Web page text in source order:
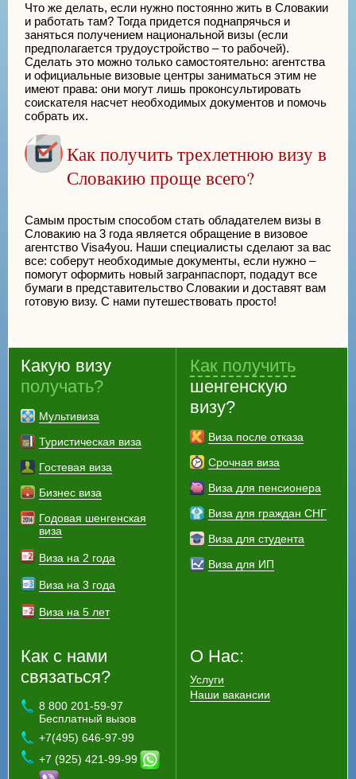
Что же делать, если нужно постоянно жить в Словакии
и работать там? Тогда придется поднапрячься и
заняться получением национальной визы (если
предполагается трудоустройство – то рабочей).
Сделать это можно только самостоятельно: агентства
и официальные визовые центры заниматься этим не
имеют права: они могут лишь проконсультировать
соискателя насчет необходимых документов и помочь
собрать их.
Как получить трехлетнюю визу в
Словакию проще всего?
Самым простым способом стать обладателем визы в
Словакию на 3 года является обращение в визовое
агентство Visa4you. Наши специалисты сделают за вас
все: соберут необходимые документы, если нужно –
помогут оформить новый загранпаспорт, подадут все
бумаги в представительство Словакии и доставят вам
готовую визу. С нами путешествовать просто!
Какую визу
получать?
Мультивиза
Туристическая виза
Гостевая виза
Бизнес виза
Годовая шенгенская
виза
Виза на 2 года
Виза на 3 года
Виза на 5 лет
Как получить
шенгенскую
визу?
Виза после отказа
Срочная виза
Виза для пенсионера
Виза для граждан СНГ
Виза для студента
Виза для ИП
Как с нами
связаться?
8 800 201-59-97
Бесплатный вызов
+7(495) 646-97-99
+7 (925) 421-99-99
О Нас:
Услуги
Наши вакансии